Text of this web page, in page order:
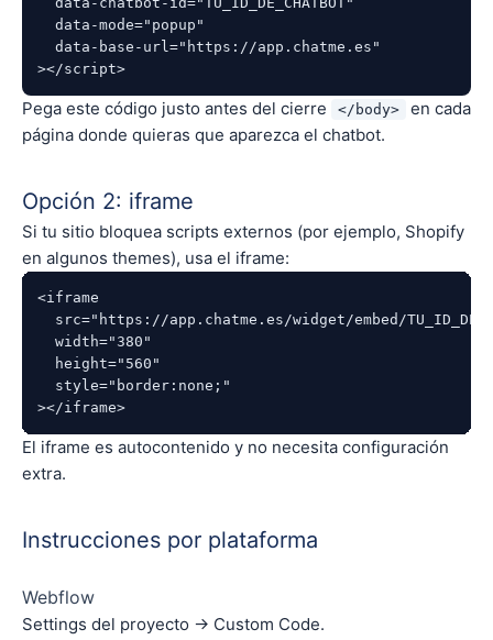
  data-mode="popup"
  data-base-url="https://app.chatme.es"
Pega este código justo antes del cierre </body>
en cada
página donde quieras que aparezca el chatbot.
Opción 2: iframe
Si tu sitio bloquea scripts externos (por ejemplo, Shopify
en algunos themes), usa el iframe:
<iframe
src="https://app.chatme.es/widget/embed/
  width="380"
  height="560"
  style="border:none;"
El iframe es autocontenido y no necesita configuración
extra.
Instrucciones por plataforma
Webflow
Settings del proyecto → Custom Code.